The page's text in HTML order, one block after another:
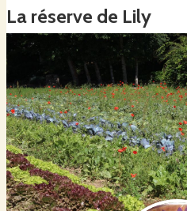
La réserve de Lily